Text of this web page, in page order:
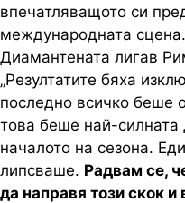
впечатляващото си
международната
Диамантената лигав
„Резултатите бяха
последно всичко беше
това беше най-силната
началото на сезона.
липсваше. Радвам се,
да направя този скок и